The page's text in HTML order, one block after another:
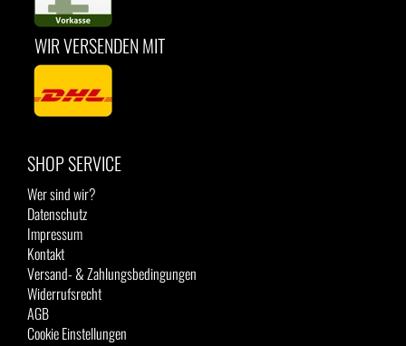
WIR VERSENDEN MIT
SHOP SERVICE
Wer sind wir?
Datenschutz
Impressum
Kontakt
Versand- & Zahlungsbedingungen
Widerrufsrecht
AGB
Cookie Einstellungen